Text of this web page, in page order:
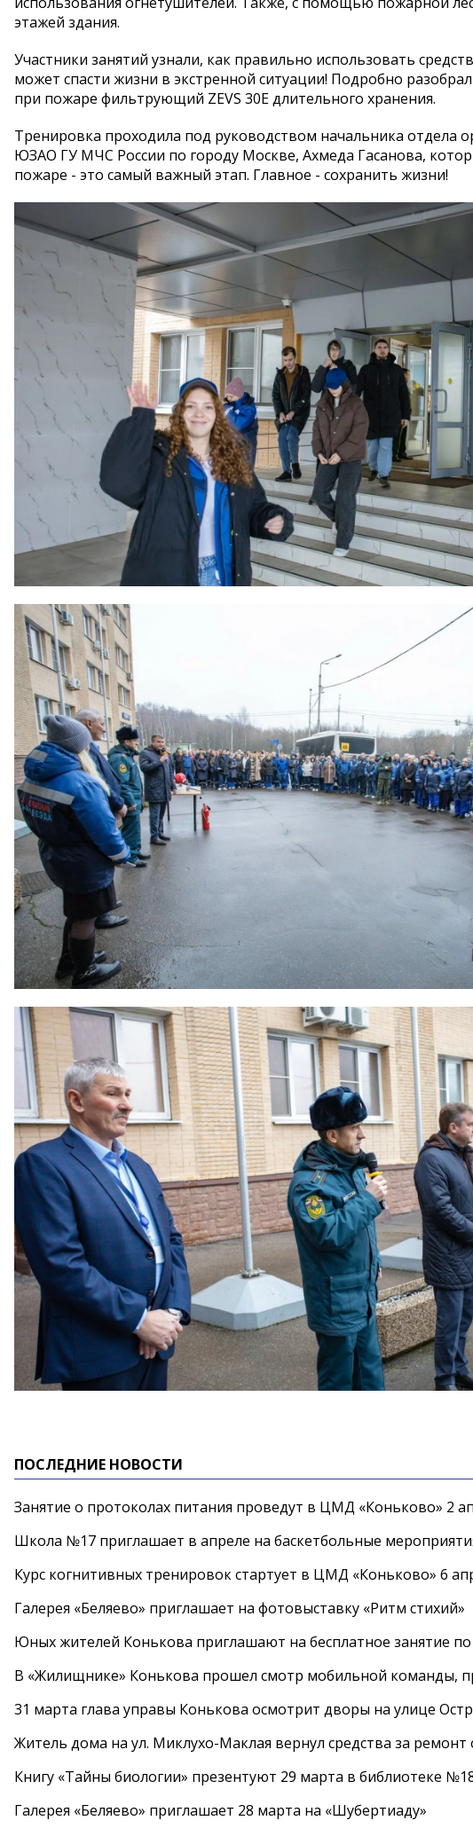
этажей здания.
Участники занятий узнали, как правильно использовать
может спасти жизни в экстренной ситуации! Подробно
при пожаре фильтрующий ZEVS 30E длительного хранения.
Тренировка проходила под руководством начальника отдела
ЮЗАО ГУ МЧС России по городу Москве, Ахмеда Гасанова,
пожаре - это самый важный этап. Главное - сохранить жизни!
ПОСЛЕДНИЕ НОВОСТИ
Занятие о протоколах питания проведут в ЦМД «Коньково» 2
Школа №17 приглашает в апреле на баскетбольные
Курс когнитивных тренировок стартует в ЦМД «Коньково» 6
Галерея «Беляево» приглашает на фотовыставку «Ритм стихий»
Юных жителей Конькова приглашают на бесплатное занятие
В «Жилищнике» Конькова прошел смотр мобильной команды,
31 марта глава управы Конькова осмотрит дворы на улице
Житель дома на ул. Миклухо-Маклая вернул средства за
Книгу «Тайны биологии» презентуют 29 марта в библиотеке
Галерея «Беляево» приглашает 28 марта на «Шубертиаду»